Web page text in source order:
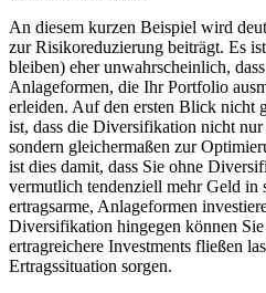
An diesem kurzen Beispiel wird
zur Risikoreduzierung beiträgt. Es
bleiben) eher unwahrscheinlich,
Anlageformen, die Ihr Portfolio
erleiden. Auf den ersten Blick nicht
ist, dass die Diversifikation nicht
sondern gleichermaßen zur
ist dies damit, dass Sie ohne
vermutlich tendenziell mehr Geld in
ertragsarme, Anlageformen
Diversifikation hingegen können
ertragreichere Investments fließen
Ertragssituation sorgen.